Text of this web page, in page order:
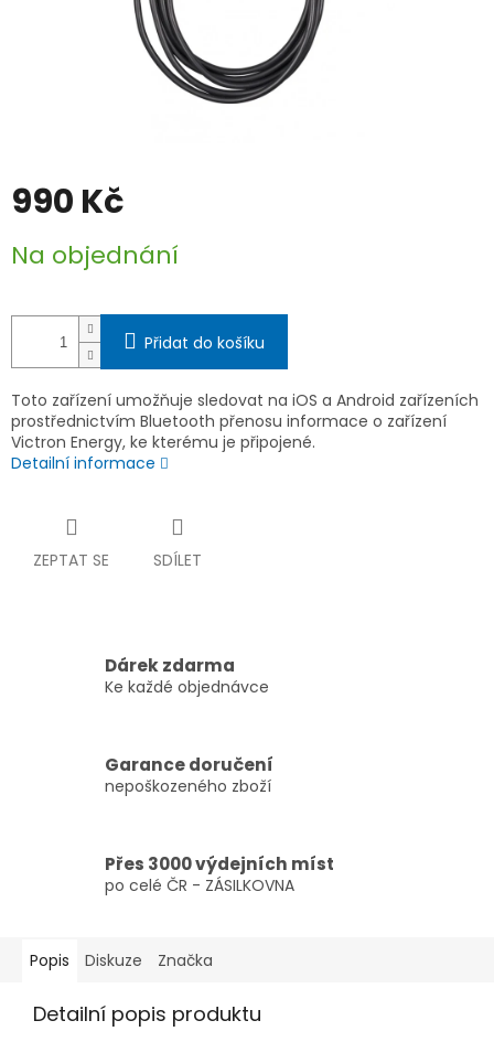
990 Kč
cena:
Na objednání
Přidat do košíku
Toto zařízení umožňuje sledovat na iOS a Android zařízeních
prostřednictvím Bluetooth přenosu informace o zařízení
Victron Energy, ke kterému je připojené.
Detailní informace
ZEPTAT SE SDÍLET
Dárek zdarma
Ke každé objednávce
Garance doručení
nepoškozeného zboží
Přes 3000 výdejních míst
po celé ČR - ZÁSILKOVNA
Popis Diskuze Značka
Detailní popis produktu